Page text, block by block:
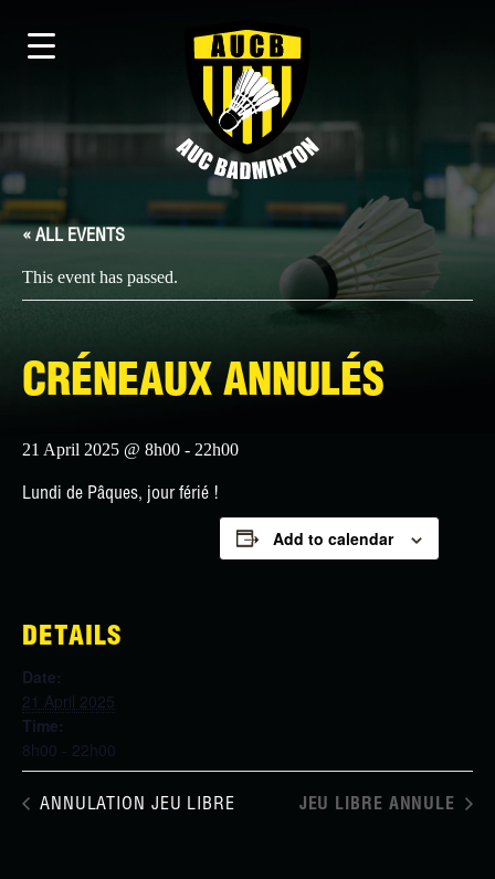
« ALL EVENTS
This event has passed.
CRÉNEAUX ANNULÉS
21 April 2025 @ 8h00 - 22h00
Lundi de Pâques, jour férié !
Add to calendar
DETAILS
Date:
21 April 2025
Time:
8h00 - 22h00
ANNULATION JEU LIBRE JEU LIBRE ANNULE